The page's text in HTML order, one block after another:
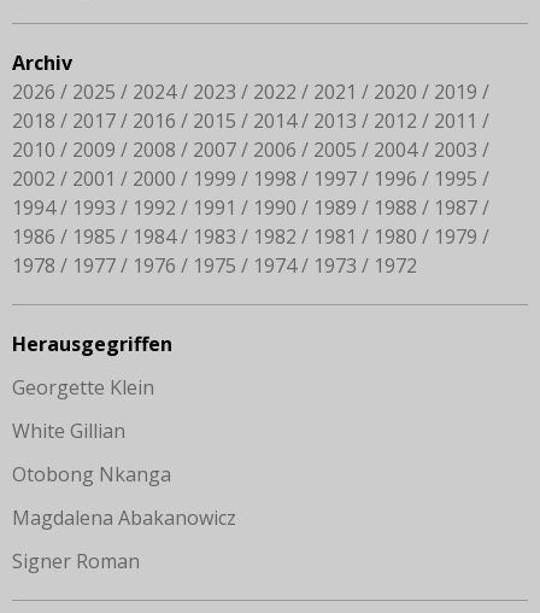
Archiv
2026
2025 2024 2023 2022 2021 2020
2019
2018
2017 2016 2015 2014 2013 2012
2011
2010
2009 2008 2007 2006 2005 2004
2003
2002
2001 2000 1999 1998 1997 1996
1995
1994
1993 1992 1991 1990 1989 1988
1987
1986
1985 1984 1983 1982 1981 1980
1979
1978
1977 1976 1975 1974 1973 1972
Herausgegriffen
Georgette Klein
White Gillian
Otobong Nkanga
Magdalena Abakanowicz
Signer Roman